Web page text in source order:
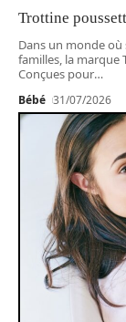
Trottine
Dans un monde
familles, la marque
Conçues pour…
Bébé 31/07/2026